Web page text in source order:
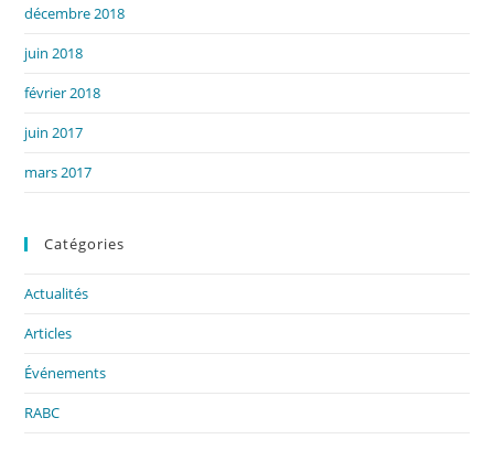
décembre 2018
juin 2018
février 2018
juin 2017
mars 2017
Catégories
Actualités
Articles
Événements
RABC